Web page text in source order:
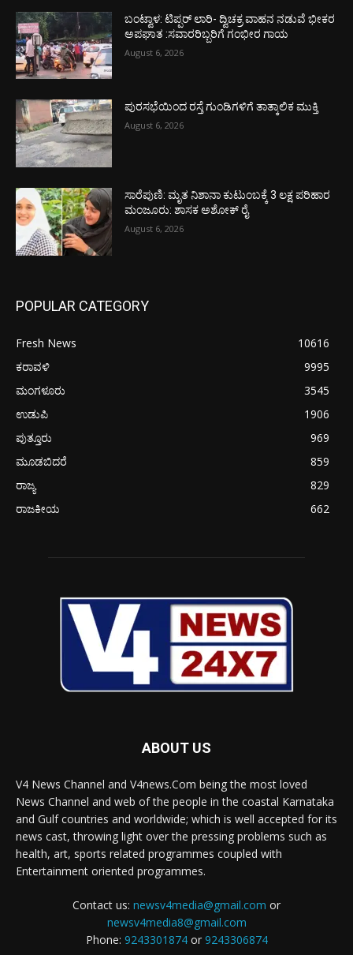
ಬಂಟ್ವಾಳ: ಟಿಪ್ಪರ್ ಲಾರಿ- ದ್ವಿಚಕ್ರ ವಾಹನ ನಡುವೆ ಭೀಕರ
ಅಪಘಾತ :ಸವಾರರಿಬ್ಬರಿಗೆ ಗಂಭೀರ ಗಾಯ
August 6, 2026
ಪುರಸಭೆಯಿಂದ ರಸ್ತೆ ಗುಂಡಿಗಳಿಗೆ ತಾತ್ಕಾಲಿಕ ಮುಕ್ತಿ
August 6, 2026
ಸಾರೆಪುಣಿ: ಮೃತ ನಿಶಾನಾ ಕುಟುಂಬಕ್ಕೆ 3 ಲಕ್ಷ ಪರಿಹಾರ
ಮಂಜೂರು: ಶಾಸಕ ಅಶೋಕ್ ರೈ
August 6, 2026
POPULAR CATEGORY
Fresh News
10616
ಕರಾವಳಿ
9995
ಮಂಗಳೂರು
3545
ಉಡುಪಿ
1906
ಪುತ್ತೂರು
969
ಮೂಡಬಿದರೆ
859
ರಾಜ್ಯ
829
ರಾಜಕೀಯ
662
ABOUT US
V4 News Channel and V4news.Com being the most loved
News Channel and web of the people in the coastal Karnataka
and Gulf countries and worldwide; which is well accepted for its
news cast, throwing light over the pressing problems such as
health, art, sports related programmes coupled with
Entertainment oriented programmes.
Contact us: newsv4media@gmail.com or
newsv4media8@gmail.com
Phone: 9243301874or 9243306874